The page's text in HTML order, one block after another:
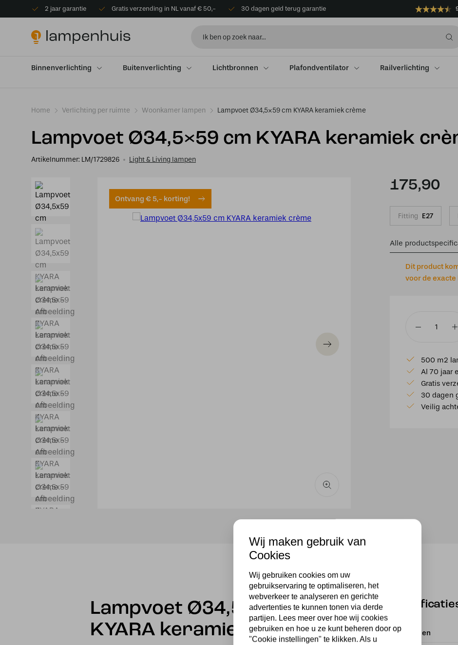
2 jaar garantie Gratis verzending in NL vanaf € 50,- 30 dagen geld terug garantie
Binnenverlichting Buitenverlichting Lichtbronnen Plafondventilator Railverlichting
Home Verlichting per ruimte Woonkamer lampen Lampvoet Ø34,5×59 cm KYARA keramiek crème
Lampvoet Ø34,5×59 cm KYARA keramiek
Artikelnummer: LM/1729826 Light & Living lampen
Ontvang € 5,- korting!
Dit product
voor de
175,90
Fitting E27
Alle
Lampvoet
cm
KYARA
keramiek
crème
aantal
500 m2
Al 70 jaar
Gratis
30 dagen
Veilig
Lampvoet Ø34,5×59 cm
KYARA keramiek crème
Afmetingen
Wij maken gebruik van
Cookies
Wij gebruiken cookies om uw
gebruikservaring te optimaliseren, het
webverkeer te analyseren en gerichte
advertenties te kunnen tonen via derde
partijen. Lees meer over hoe wij cookies
gebruiken en hoe u ze kunt beheren door op
"Cookie instellingen" te klikken. Als u